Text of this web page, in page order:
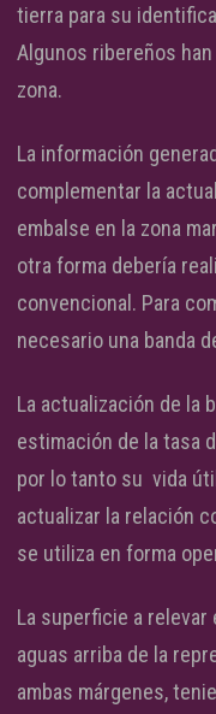
tierra para su
Algunos ribereños
zona.
La información
complementar la
embalse en la zona
otra forma debería
convencional. Para
necesario una banda
La actualización de la
estimación de la tasa
por lo tanto su vida
actualizar la relación
se utiliza en forma
La superficie a
aguas arriba de la
ambas márgenes,